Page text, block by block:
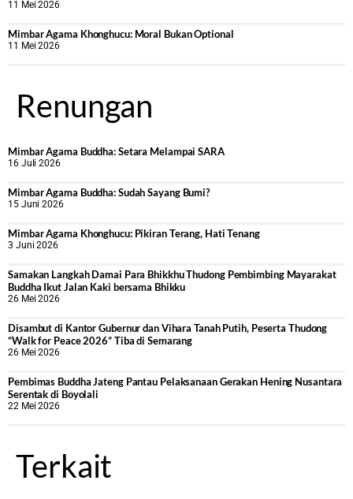
11 Mei 2026
Mimbar Agama Khonghucu: Moral Bukan Optional
11 Mei 2026
Renungan
Mimbar Agama Buddha: Setara Melampai SARA
16 Juli 2026
Mimbar Agama Buddha: Sudah Sayang Bumi?
15 Juni 2026
Mimbar Agama Khonghucu: Pikiran Terang, Hati Tenang
3 Juni 2026
Samakan Langkah Damai Para Bhikkhu Thudong Pembimbing Mayarakat
Buddha Ikut Jalan Kaki bersama Bhikku
26 Mei 2026
Disambut di Kantor Gubernur dan Vihara Tanah Putih, Peserta Thudong
“Walk for Peace 2026” Tiba di Semarang
26 Mei 2026
‎Pembimas Buddha Jateng Pantau Pelaksanaan Gerakan Hening Nusantara
Serentak di Boyolali
22 Mei 2026
Terkait